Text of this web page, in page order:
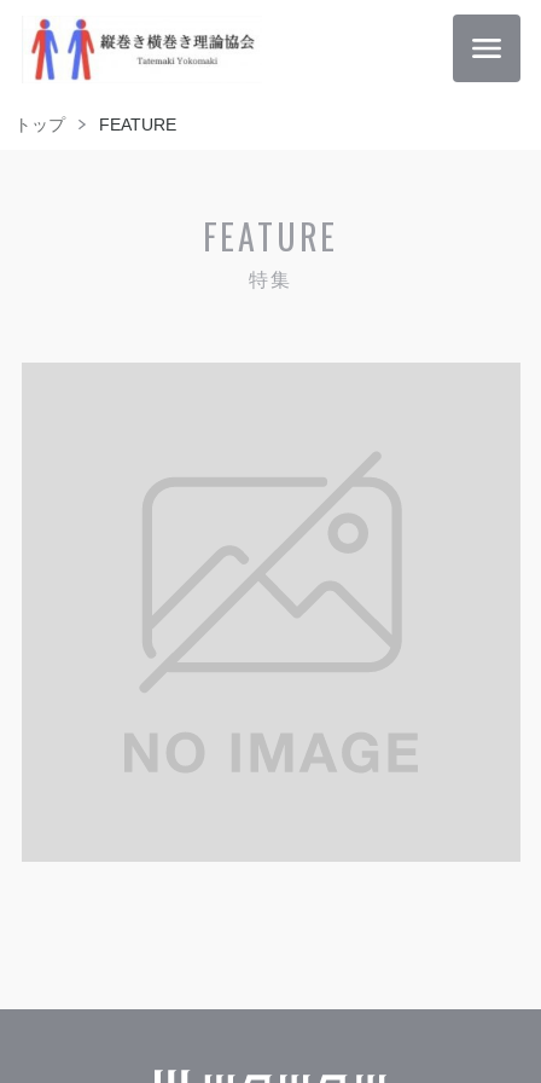
トップ FEATURE
FEATURE
特集